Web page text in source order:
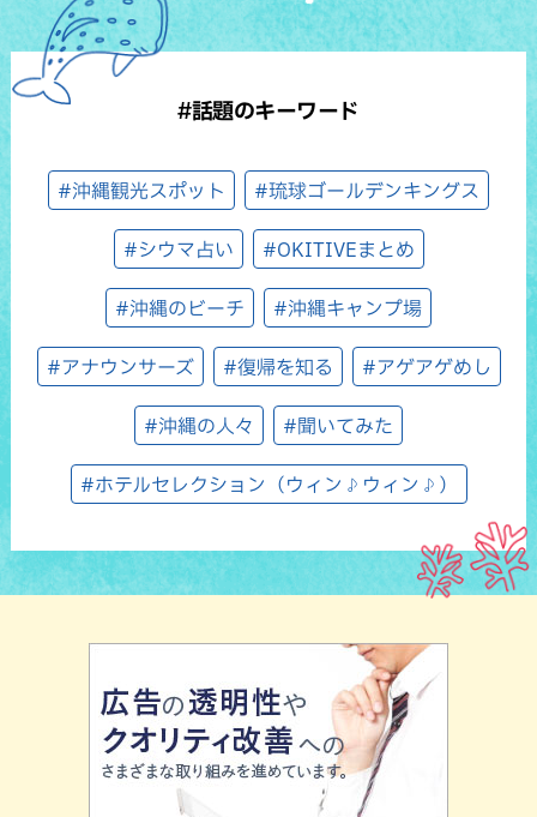
#話題のキーワード
#沖縄観光スポット #琉球ゴールデンキングス
#シウマ占い #OKITIVEまとめ
#沖縄のビーチ #沖縄キャンプ場
#アナウンサーズ #復帰を知る #アゲアゲめし
#沖縄の人々 #聞いてみた
#ホテルセレクション（ウィン♪ウィン♪）